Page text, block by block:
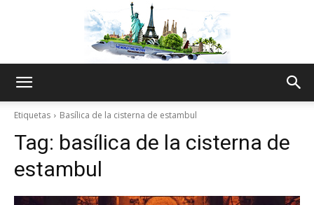
Etiquetas Basílica de la cisterna de estambul
Tag: basílica de la cisterna de
estambul